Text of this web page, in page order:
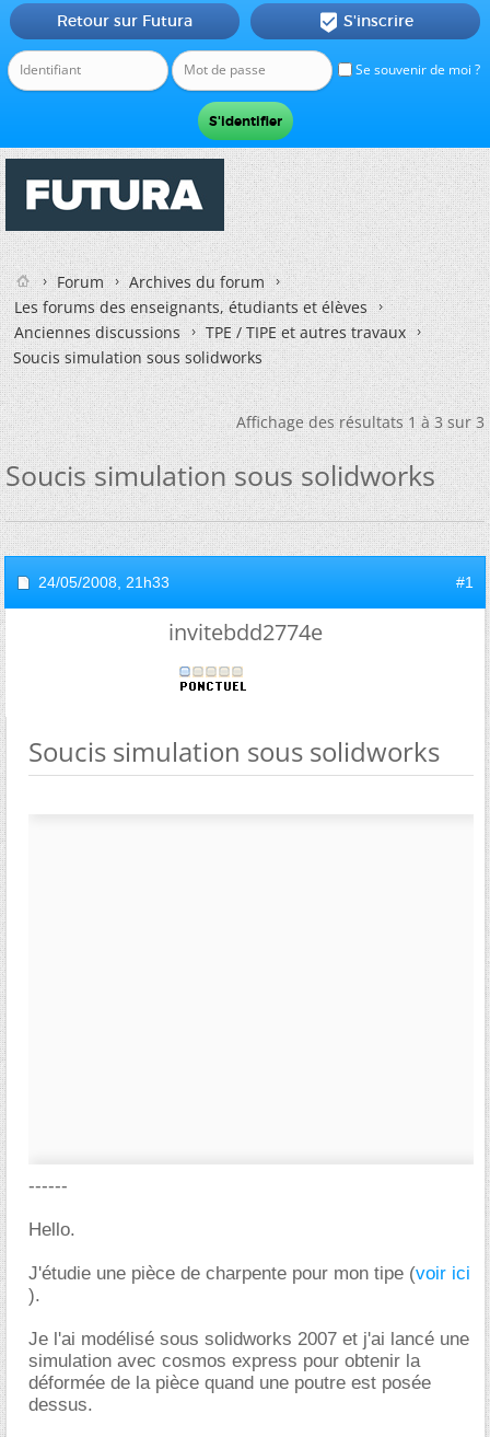
Se souvenir de moi ?
Retour sur Futura  S'inscrire
Forum
Archives du forum
Les forums des enseignants, étudiants et élèves
Anciennes discussions
TPE / TIPE et autres travaux
Soucis simulation sous solidworks
Affichage des résultats 1 à 3 sur 3
Soucis simulation sous solidworks
24/05/2008, 21h33 #1
invitebdd2774e
Soucis simulation sous solidworks
------
Hello.
J'étudie une pièce de charpente pour mon tipe (voir ici
).
Je l'ai modélisé sous solidworks 2007 et j'ai lancé une
simulation avec cosmos express pour obtenir la
déformée de la pièce quand une poutre est posée
dessus.